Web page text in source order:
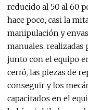
reducido al 50 al 60
hace poco, casi la
manipulación y
manuales,
junto con el equipo
cerró, las piezas de
conseguir y los
capacitados en el